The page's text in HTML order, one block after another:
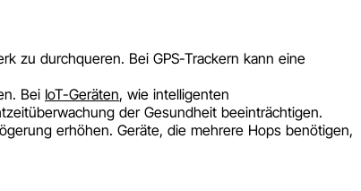
zu durchqueren. Bei GPS-Trackern kann eine
Bei IoT-Geräten, wie intelligenten
der Gesundheit beeinträchtigen.
erhöhen. Geräte, die mehrere Hops benötigen,